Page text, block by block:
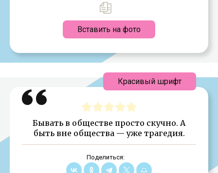
Вставить на фото
Бывать в обществе просто скучно. А
быть вне общества — уже трагедия.
Поделиться:
Красивый шрифт